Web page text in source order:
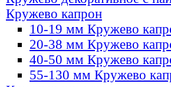
Кружево капрон
10-19 мм Кружево
20-38 мм Кружево
40-50 мм Кружево
55-130 мм Кружево